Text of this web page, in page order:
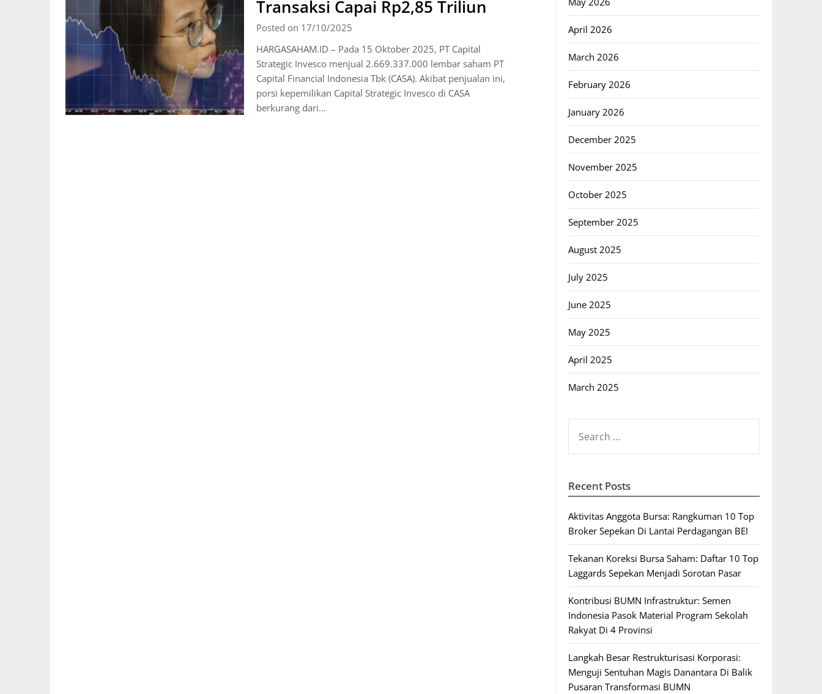
Transaksi Capai Rp2,85 Triliun
Posted on 17/10/2025
HARGASAHAM.ID – Pada 15 Oktober 2025, PT Capital
Strategic Invesco menjual 2.669.337.000 lembar saham PT
Capital Financial Indonesia Tbk (CASA). Akibat penjualan ini,
porsi kepemilikan Capital Strategic Invesco di CASA
berkurang dari…
April 2026
March 2026
February 2026
January 2026
December 2025
November 2025
October 2025
September 2025
August 2025
July 2025
June 2025
May 2025
April 2025
March 2025
FOR:
Recent Posts
Aktivitas Anggota Bursa: Rangkuman 10 Top
Broker Sepekan Di Lantai Perdagangan BEI
Tekanan Koreksi Bursa Saham: Daftar 10 Top
Laggards Sepekan Menjadi Sorotan Pasar
Kontribusi BUMN Infrastruktur: Semen
Indonesia Pasok Material Program Sekolah
Rakyat Di 4 Provinsi
Langkah Besar Restrukturisasi Korporasi:
Menguji Sentuhan Magis Danantara Di Balik
Pusaran Transformasi BUMN